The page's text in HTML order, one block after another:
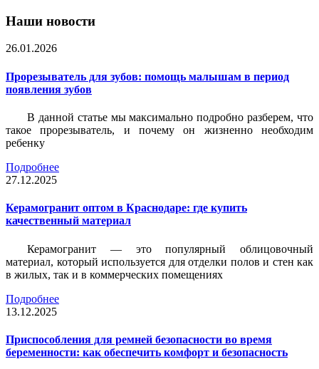
Наши новости
26.01.2026
Прорезыватель для зубов: помощь малышам в период
появления зубов
В данной статье мы максимально подробно разберем, что
такое прорезыватель, и почему он жизненно необходим
ребенку
Подробнее
27.12.2025
Керамогранит оптом в Краснодаре: где купить
качественный материал
Керамогранит — это популярный облицовочный
материал, который используется для отделки полов и стен как
в жилых, так и в коммерческих помещениях
Подробнее
13.12.2025
Приспособления для ремней безопасности во время
беременности: как обеспечить комфорт и безопасность